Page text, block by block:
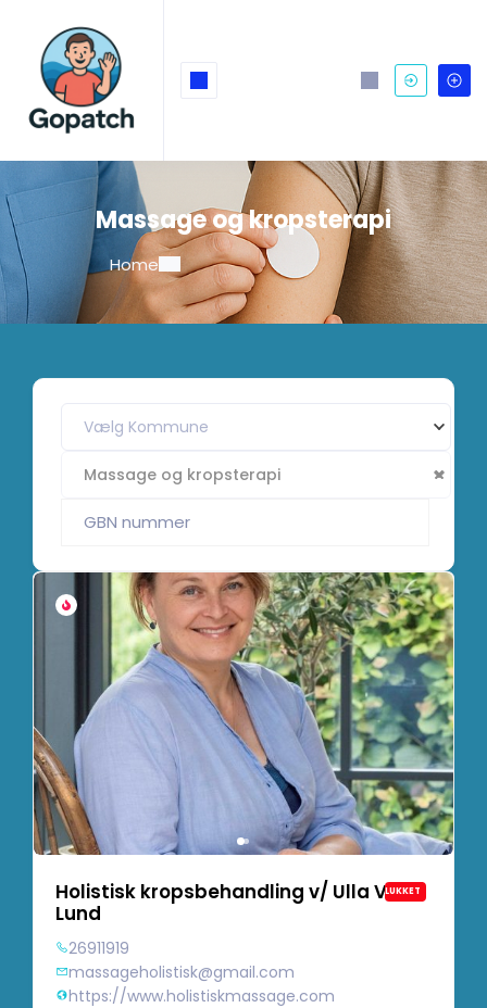
Massage og kropsterapi
Home Massage og kropsterapi
Vælg Kommune
Massage og kropsterapi
Holistisk kropsbehandling v/ Ulla V.
Lund
LUKKET
26911919
massageholistisk@gmail.com
https://www.holistiskmassage.com